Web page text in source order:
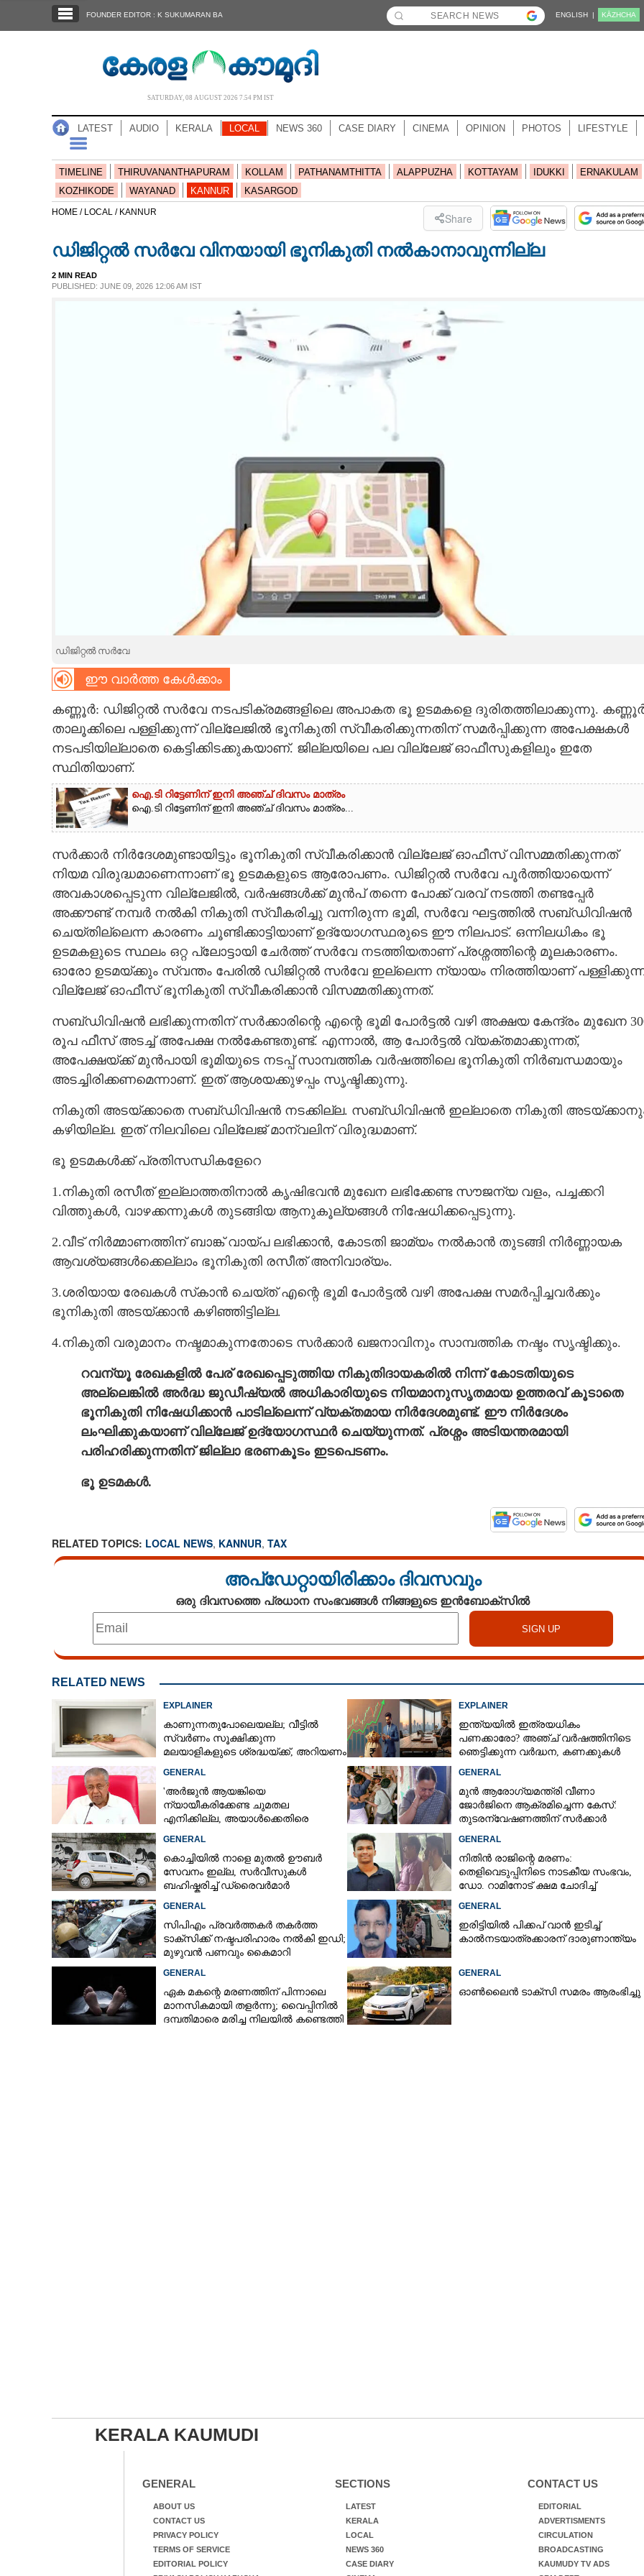
NOTIFIED NEWS
NEWS 360
CARTOONS
LITERATURE
CONTACT US
FOUNDER EDITOR : K SUKUMARAN BA ENGLISH | KĀZHCHA
SATURDAY, 08 AUGUST 2026 7.54 PM IST
LATEST AUDIO KERALA LOCAL NEWS 360 CASE DIARY CINEMA OPINION PHOTOS LIFESTYLE
TIMELINE THIRUVANANTHAPURAM KOLLAM PATHANAMTHITTA ALAPPUZHA KOTTAYAM IDUKKI
ERNAKULAM
KOZHIKODE
WAYANAD KANNUR KASARGOD
HOME / LOCAL / KANNUR Share
ഡിജിറ്റൽ സർവേ വിനയായി ഭൂനികുതി നൽകാനാവുന്നില്ല
2 MIN READ
PUBLISHED: JUNE 09, 2026 12:06 AM IST
ഡിജിറ്റൽ സർവേ
ഈ വാർത്ത കേൾക്കാം
കണ്ണൂർ: ഡിജിറ്റൽ സർവേ നടപടിക്രമങ്ങളിലെ അപാകത ഭൂ ഉടമകളെ ദുരിതത്തിലാക്കുന്നു.
താലൂക്കിലെ പള്ളിക്കുന്ന് വില്ലേജിൽ ഭൂനികുതി സ്വീകരിക്കുന്നതിന് സമർപ്പിക്കുന്ന അപേക്ഷകൾ
നടപടിയില്ലാതെ കെട്ടിക്കിടക്കുകയാണ്. ജില്ലയിലെ പല വില്ലേജ് ഓഫീസുകളിലും ഇതേ
സ്ഥിതിയാണ്.
ഐ.ടി റിട്ടേണിന് ഇനി അഞ്ച് ദിവസം മാത്രം
ഐ.ടി റിട്ടേണിന് ഇനി അഞ്ച് ദിവസം മാത്രം...
സർക്കാർ നിർദേശമുണ്ടായിട്ടും ഭൂനികുതി സ്വീകരിക്കാൻ വില്ലേജ് ഓഫീസ് വിസമ്മതിക്കുന്നത്
നിയമ വിരുദ്ധമാണെന്നാണ് ഭൂ ഉടമകളുടെ ആരോപണം. ഡിജിറ്റൽ സർവേ പൂർത്തിയായെന്ന്
അവകാശപ്പെടുന്ന വില്ലേജിൽ, വർഷങ്ങൾക്ക് മുൻപ് തന്നെ പോക്ക് വരവ് നടത്തി തണ്ടപ്പേർ
അക്കൗണ്ട് നമ്പർ നൽകി നികുതി സ്വീകരിച്ചു വന്നിരുന്ന ഭൂമി, സർവേ ഘട്ടത്തിൽ സബ്ഡിവിഷൻ
ചെയ്തില്ലെന്ന കാരണം ചൂണ്ടിക്കാട്ടിയാണ് ഉദ്യോഗസ്ഥരുടെ ഈ നിലപാട്. ഒന്നിലധികം ഭൂ
ഉടമകളുടെ സ്ഥലം ഒറ്റ പ്ലോട്ടായി ചേർത്ത് സർവേ നടത്തിയതാണ് പ്രശ്നത്തിന്റെ മൂലകാരണം.
ഓരോ ഉടമയ്ക്കും സ്വന്തം പേരിൽ ഡിജിറ്റൽ സർവേ ഇല്ലെന്ന ന്യായം നിരത്തിയാണ്
വില്ലേജ് ഓഫീസ് ഭൂനികുതി സ്വീകരിക്കാൻ വിസമ്മതിക്കുന്നത്.
സബ്ഡിവിഷൻ ലഭിക്കുന്നതിന് സർക്കാരിന്റെ എന്റെ ഭൂമി പോർട്ടൽ വഴി അക്ഷയ കേന്ദ്രം മുഖേന
രൂപ ഫീസ് അടച്ച് അപേക്ഷ നൽകേണ്ടതുണ്ട്. എന്നാൽ, ആ പോർട്ടൽ വ്യക്തമാക്കുന്നത്,
അപേക്ഷയ്ക്ക് മുൻപായി ഭൂമിയുടെ നടപ്പ് സാമ്പത്തിക വർഷത്തിലെ ഭൂനികുതി നിർബന്ധമായും
അടച്ചിരിക്കണമെന്നാണ്. ഇത് ആശയക്കുഴപ്പം സൃഷ്ടിക്കുന്നു.
നികുതി അടയ്ക്കാതെ സബ്ഡിവിഷൻ നടക്കില്ല. സബ്ഡിവിഷൻ ഇല്ലാതെ നികുതി
കഴിയില്ല. ഇത് നിലവിലെ വില്ലേജ് മാന്വലിന് വിരുദ്ധമാണ്.
ഭൂ ഉടമകൾക്ക് പ്രതിസന്ധികളേറെ
1.നികുതി രസീത് ഇല്ലാത്തതിനാൽ കൃഷിഭവൻ മുഖേന ലഭിക്കേണ്ട സൗജന്യ വളം, പച്ചക്കറി
വിത്തുകൾ, വാഴക്കന്നുകൾ തുടങ്ങിയ ആനുകൂല്യങ്ങൾ നിഷേധിക്കപ്പെടുന്നു.
2.വീട് നിർമ്മാണത്തിന് ബാങ്ക് വായ്പ ലഭിക്കാൻ, കോടതി ജാമ്യം നൽകാൻ തുടങ്ങി നിർണ്ണായക
ആവശ്യങ്ങൾക്കെല്ലാം ഭൂനികുതി രസീത് അനിവാര്യം.
3.ശരിയായ രേഖകൾ സ്‌കാൻ ചെയ്ത് എന്റെ ഭൂമി പോർട്ടൽ വഴി അപേക്ഷ സമർപ്പിച്ചവർക്കും
ഭൂനികുതി അടയ്ക്കാൻ കഴിഞ്ഞിട്ടില്ല.
4.നികുതി വരുമാനം നഷ്ടമാകുന്നതോടെ സർക്കാർ ഖജനാവിനും സാമ്പത്തിക നഷ്ടം സൃഷ്ടിക്കും.
റവന്യൂ രേഖകളിൽ പേര് രേഖപ്പെടുത്തിയ നികുതിദായകരിൽ നിന്ന് കോടതിയുടെ
അല്ലെങ്കിൽ അർദ്ധ ജുഡീഷ്യൽ അധികാരിയുടെ നിയമാനുസൃതമായ ഉത്തരവ് കൂടാതെ
ഭൂനികുതി നിഷേധിക്കാൻ പാടില്ലെന്ന് വ്യക്തമായ നിർദേശമുണ്ട്. ഈ നിർദേശം
ലംഘിക്കുകയാണ് വില്ലേജ് ഉദ്യോഗസ്ഥർ ചെയ്യുന്നത്. പ്രശ്നം അടിയന്തരമായി
പരിഹരിക്കുന്നതിന് ജില്ലാ ഭരണകൂടം ഇടപെടണം.
ഭൂ ഉടമകൾ.
RELATED TOPICS: LOCAL NEWS, KANNUR, TAX
അപ്ഡേറ്റായിരിക്കാം ദിവസവും
ഒരു ദിവസത്തെ പ്രധാന സംഭവങ്ങൾ നിങ്ങളുടെ ഇൻബോക്സിൽ
RELATED NEWS
EXPLAINER
കാണുന്നതുപോലെയല്ല; വീട്ടിൽ
സ്വർണം സൂക്ഷിക്കുന്ന
മലയാളികളുടെ ശ്രദ്ധയ്ക്ക്, അറിയണം
EXPLAINER
ഇന്ത്യയിൽ ഇത്രയധികം
പണക്കാരോ?​ അഞ്ച് വർഷത്തിനിടെ
ഞെട്ടിക്കുന്ന വർദ്ധന,​ കണക്കുകൾ
GENERAL
'അർജുൻ ആയങ്കിയെ
ന്യായീകരിക്കേണ്ട ചുമതല
എനിക്കില്ല, അയാൾക്കെതിരെ
GENERAL
മുൻ ആരോഗ്യമന്ത്രി വീണാ
ജോർജിനെ ആക്രമിച്ചെന്ന കേസ്:
തുടരന്വേഷണത്തിന് സർക്കാർ
GENERAL
കൊച്ചിയിൽ നാളെ മുതൽ ഊബ‌ർ
സേവനം ഇല്ല,​ സർവീസുകൾ
ബഹിഷ്കരിച്ച് ഡ്രൈവർമാർ
GENERAL
നിതിൻ രാജിന്റെ മരണം:
തെളിവെടുപ്പിനിടെ നാടകീയ സംഭവം,
ഡോ. റാമിനോട് ക്ഷമ ചോദിച്ച്
GENERAL
സിപിഎം പ്രവർത്തകർ തകർത്ത
ടാക്സിക്ക് നഷ്ടപരിഹാരം നൽകി ഇഡി;
മുഴുവൻ പണവും കൈമാറി
GENERAL
ഇരിട്ടിയിൽ പിക്കപ് വാൻ ഇടിച്ച്
കാൽനടയാത്രക്കാരന് ദാരുണാന്ത്യം
GENERAL
ഏക മകന്റെ മരണത്തിന് പിന്നാലെ
മാനസികമായി തളർന്നു; വൈപ്പിനിൽ
ദമ്പതിമാരെ മരിച്ച നിലയിൽ കണ്ടെത്തി
GENERAL
ഓൺലൈൻ ടാക്സി സമരം ആരംഭിച്ചു
KERALA KAUMUDI
GENERAL
ABOUT US
CONTACT US
PRIVACY POLICY
TERMS OF SERVICE
EDITORIAL POLICY
SECTIONS
LATEST
KERALA
LOCAL
NEWS 360
CASE DIARY
CONTACT US
EDITORIAL
ADVERTISMENTS
CIRCULATION
BROADCASTING
KAUMUDY TV ADS
ഡിജിറ്റൽ സർവേ വിനയായി ഭൂനികുതി
നൽകാനാവുന്നില്ല
Copy Link